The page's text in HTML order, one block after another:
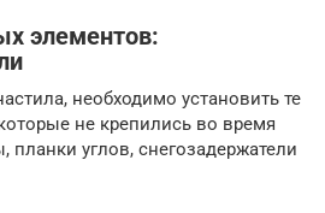
элементов:
необходимо установить те
не крепились во время
планки углов, снегозадержатели